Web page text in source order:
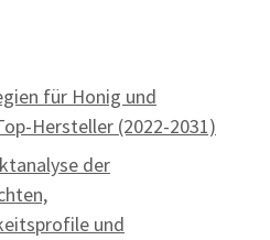
für Honig und
Hersteller (2022-2031)
der
und